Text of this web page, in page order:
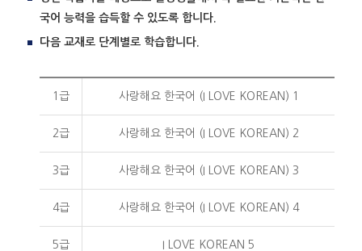
국어 능력을 습득할 수 있도록 합니다.
다음 교재로 단계별로 학습합니다.
1급 사랑해요 한국어 (I LOVE KOREAN) 1
2급 사랑해요 한국어 (I LOVE KOREAN) 2
3급 사랑해요 한국어 (I LOVE KOREAN) 3
4급 사랑해요 한국어 (I LOVE KOREAN) 4
5급 I LOVE KOREAN 5